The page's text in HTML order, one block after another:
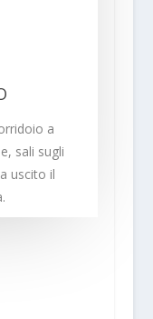
a
sali sugli
uscito il